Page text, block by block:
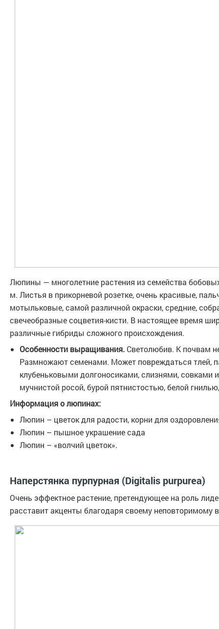
Люпины — многолетние растения из семейства
м. Листья в прикорневой розетке, очень красивые,
мотыльковые, самой различной окраски, средние,
свечеобразные соцветия-кисти. В настоящее время
различные гибриды сложного происхождения.
Особенности выращивания. Светолюбив. К почвам
Размножают семенами. Может повреждаться тлей,
клубеньковыми долгоносиками, слизнями, совками
мучнистой росой, бурой пятнистостью, белой
Информация о люпинах:
Люпин – цветок для радости, корни для
Люпин – пышное украшение сада
Люпин – «волчий цветок».
Наперстянка пурпурная (Digitalis purpurea)
Очень эффектное растение, претендующее на роль
расставит акценты благодаря своему неповторимому